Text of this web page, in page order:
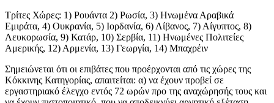
Τρίτες Χώρες: 1) Ρουάντα 2) Ρωσία, 3) Ηνωμένα Αραβικά
Εμιράτα, 4) Ουκρανία, 5) Ιορδανία, 6) Λίβανος, 7) Αίγυπτος, 8)
Λευκορωσία, 9) Κατάρ, 10) Σερβία, 11) Ηνωμένες Πολιτείες
Αμερικής, 12) Αρμενία, 13) Γεωργία, 14) Μπαχρέιν
Σημειώνεται ότι οι επιβάτες που προέρχονται από τις χώρες της
Κόκκινης Κατηγορίας, απαιτείται: α) να έχουν προβεί σε
εργαστηριακό έλεγχο εντός 72 ωρών προ της αναχώρησής τους και